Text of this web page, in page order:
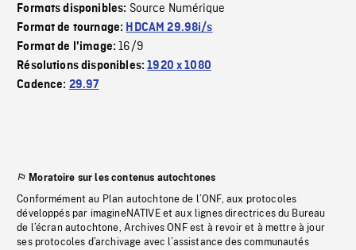
Formats disponibles: Source Numérique
Format de tournage: HDCAM 29.98i/s
Format de l'image:16/9
Résolutions disponibles:1920 x 1080
Cadence: 29.97
Moratoire sur les contenus autochtones
Conformément au Plan autochtone de l’ONF, aux protocoles
développés par imagineNATIVE et aux lignes directrices du Bureau
de l’écran autochtone, Archives ONF est à revoir et à mettre à jour
ses protocoles d’archivage avec l’assistance des communautés